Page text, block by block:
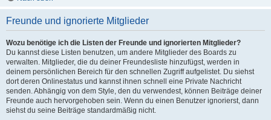
Freunde und ignorierte Mitglieder
Wozu benötige ich die Listen der Freunde und ignorierten Mitglieder?
Du kannst diese Listen benutzen, um andere Mitglieder des Boards zu
verwalten. Mitglieder, die du deiner Freundesliste hinzufügst, werden in
deinem persönlichen Bereich für den schnellen Zugriff aufgelistet. Du siehst
dort deren Onlinestatus und kannst ihnen schnell eine Private Nachricht
senden. Abhängig von dem Style, den du verwendest, können Beiträge deiner
Freunde auch hervorgehoben sein. Wenn du einen Benutzer ignorierst, dann
siehst du seine Beiträge standardmäßig nicht.